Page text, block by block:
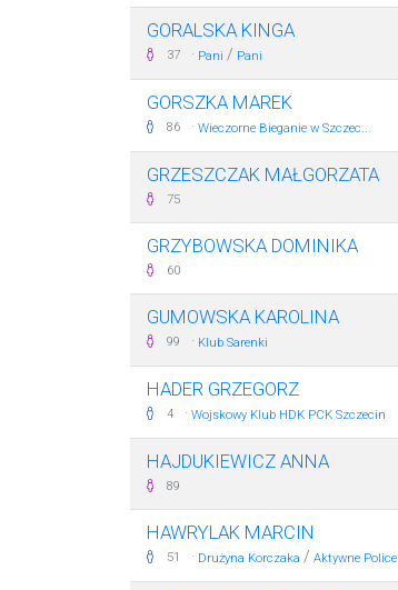
GORALSKA KINGA
37 · Pani / Pani
GORSZKA MAREK
86 · Wieczorne Bieganie w Szczec...
GRZESZCZAK MAŁGORZATA
75
GRZYBOWSKA DOMINIKA
60
GUMOWSKA KAROLINA
99 · Klub Sarenki
HADER GRZEGORZ
4 · Wojskowy Klub HDK PCK Szczecin
HAJDUKIEWICZ ANNA
89
HAWRYLAK MARCIN
51 · Drużyna Korczaka / Aktywne Police